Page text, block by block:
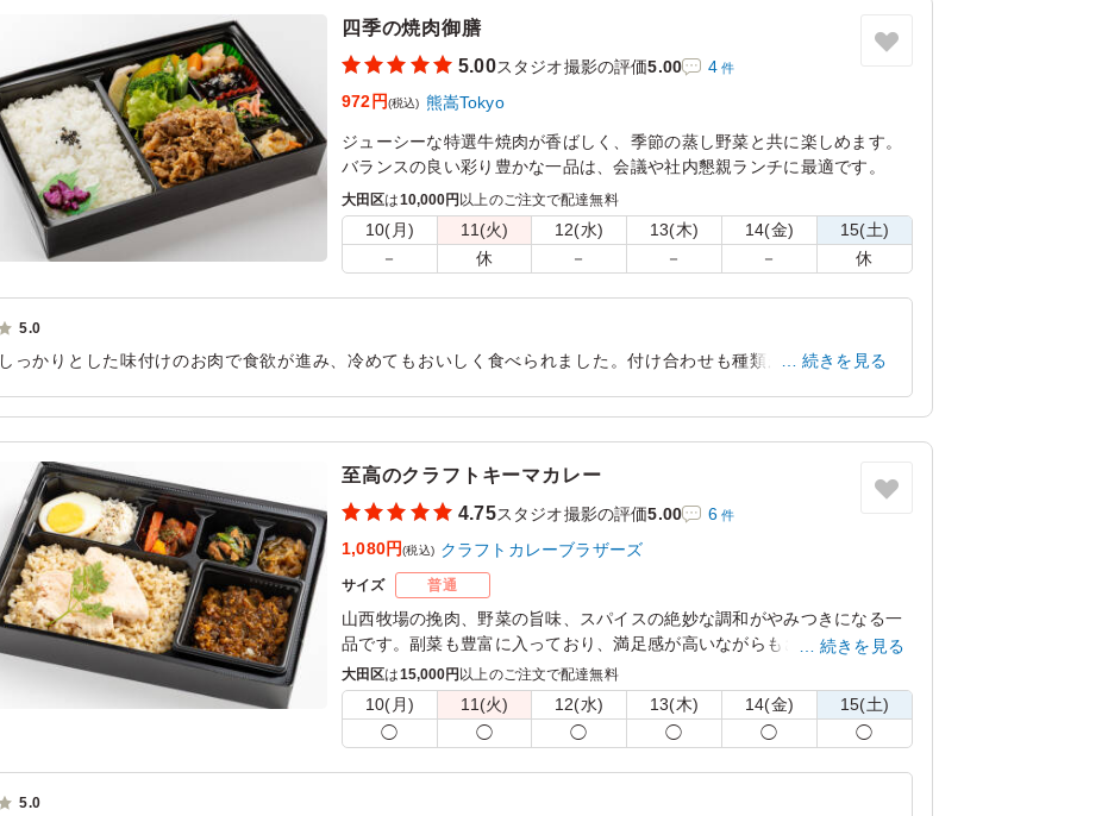
四季の焼肉御膳
5.00スタジオ撮影の評価5.00 4 件
972円(税込) 熊嵩Tokyo
ジューシーな特選牛焼肉が香ばしく、季節の蒸し野菜と共に楽しめます。
バランスの良い彩り豊かな一品は、会議や社内懇親ランチに最適です。
大田区は10,000円 以上のご注文で配達無料
10(月) 11(火) 12(水) 13(木) 14(金) 15(土)
－ 休 － － － 休
5.0
しっかりとした味付けのお肉で食欲が進み、冷めてもおいしく食べられました。付け合わせも種類があり満足感が
続きを見る
至高のクラフトキーマカレー
4.75スタジオ撮影の評価5.00 6 件
1,080円(税込) クラフトカレーブラザーズ
サイズ 普通
山西牧場の挽肉、野菜の旨味、スパイスの絶妙な調和がやみつきになる一
品です。副菜も豊富に入っており、満足感が高いながらもさらっとお召し
上がりいただける、クラフトカレーブラザーズでも人気の商品です。
※ご飯の種類を下記プルダウンよりお選びください。
※おしぼりが必要な場合は連絡事項にご記入ください。
続きを見る
大田区は15,000円 以上のご注文で配達無料
10(月) 11(火) 12(水) 13(木) 14(金) 15(土)
◯ ◯ ◯ ◯ ◯ ◯
5.0